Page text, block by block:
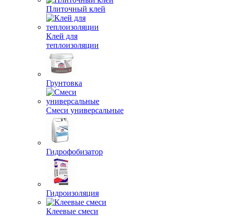
Плиточный клей
Клей для
теплоизоляции
Грунтовка
Смеси универсальные
Гидрофобизатор
Гидроизоляция
Клеевые смеси